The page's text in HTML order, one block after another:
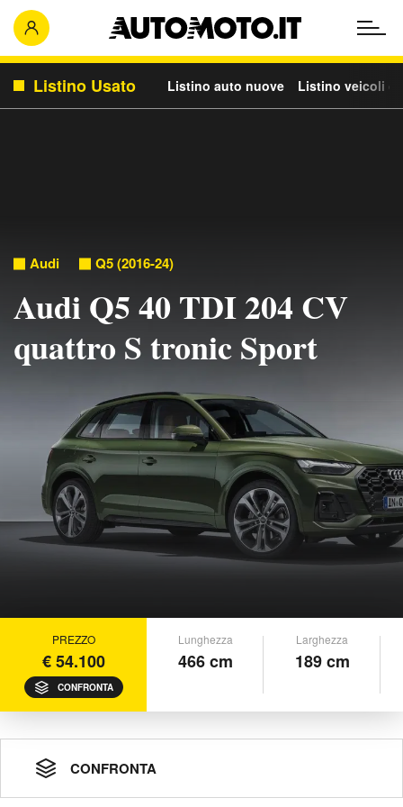
Listino Usato Listino auto nuove Listino veicoli
Audi Q5 (2016-24)
Audi Q5 40 TDI 204 CV
quattro S tronic Sport
PREZZO
€ 54.100
CONFRONTA
Lunghezza
466 cm
Larghezza
189 cm
CONFRONTA